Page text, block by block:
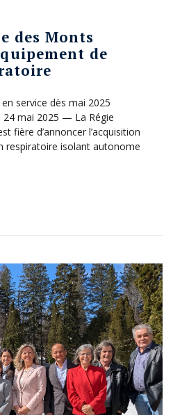
des Monts
de
service dès mai 2025
mai 2025 — La Régie
fière d’annoncer l’acquisition
respiratoire isolant autonome